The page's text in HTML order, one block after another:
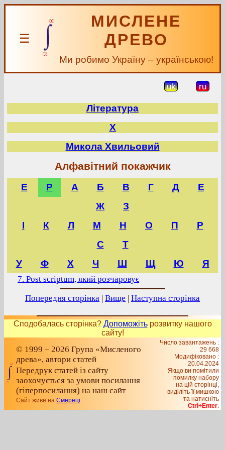
☰
МИСЛЕНЕ
ДРЕВО
Ми робимо Україну – українською!
uk ru
Література
Х
Микола Хвильовий
Алфавітний покажчик
E P А Б В Г Д
Е
Ж
З
І
К Л М Н О П
Р
С
Т
У
Ф Х Ч Ш Щ Ю Я
7. Post scriptum, який розчаровує
Попередня сторінка | Вище | Наступна сторінка
Сподобалась сторінка? Допоможітьрозвитку нашого
сайту!
© 1999 – 2026 Група «Мисленого
древа», автори статей
Передрук статей із сайту
заохочується за умови посилання
(гіперпосилання) на наш сайт
Сайт живе на Смереці
Число завантажень :
29 668
Модифіковано :
20.04.2024
Якщо ви помітили
помилку набору
на цiй сторiнцi,
видiлiть її мишкою
та натисніть
Ctrl+Enter.